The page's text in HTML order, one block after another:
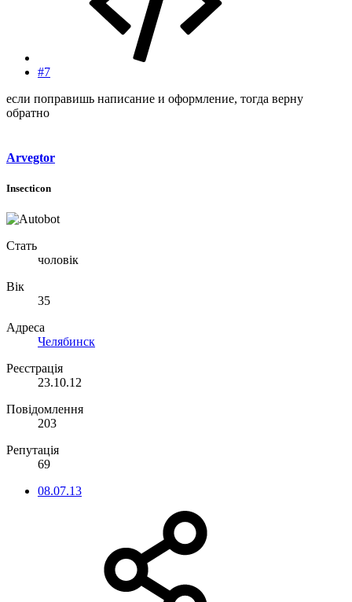
#7
если поправишь написание и оформление, тогда верну
обратно
Arvegtor
Insecticon
Стать
чоловік
Вік
35
Адреса
Челябинск
Реєстрація
23.10.12
Повідомлення
203
Репутація
69
08.07.13